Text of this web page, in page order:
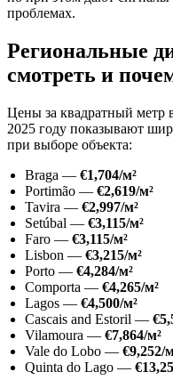
проблемах.
Региональные
смотреть и
Цены за квадратный метр
2025 году показывают
при выборе объекта:
Braga — €1,704/м²
Portimão — €2,619/м²
Tavira — €2,997/м²
Setúbal — €3,115/м²
Faro — €3,115/м²
Lisbon — €3,215/м²
Porto — €4,284/м²
Comporta — €4,265/м²
Lagos — €4,500/м²
Cascais and Estoril —
Vilamoura — €7,864/м²
Vale do Lobo — €9,252/
Quinta do Lago —